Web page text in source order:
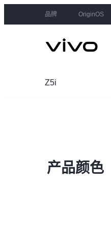
品牌 OriginOS
Z5i
产品颜色